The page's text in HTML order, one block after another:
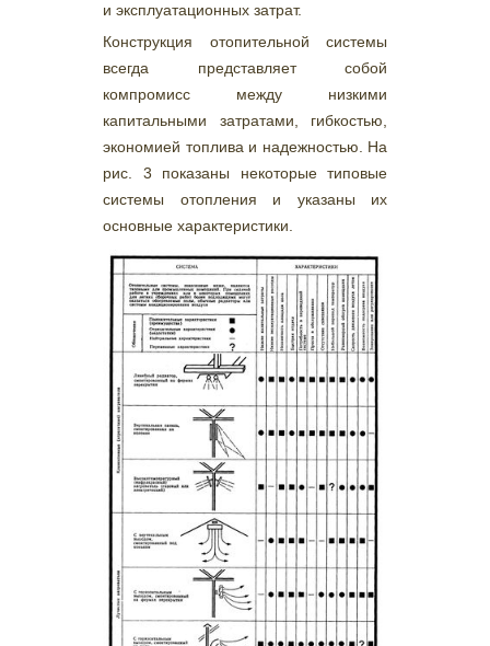
и эксплуатационных затрат.
Конструкция отопительной системы
всегда представляет собой
компромисс между низкими
капитальными затратами, гибкостью,
экономией топлива и надежностью. На
рис. 3 показаны некоторые типовые
системы отопления и указаны их
основные характеристики.